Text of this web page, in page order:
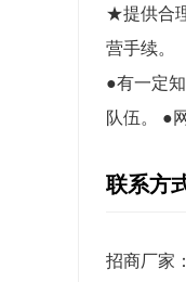
★提供合
营手续。
●有一定
队伍。 ●
联系方
招商厂家